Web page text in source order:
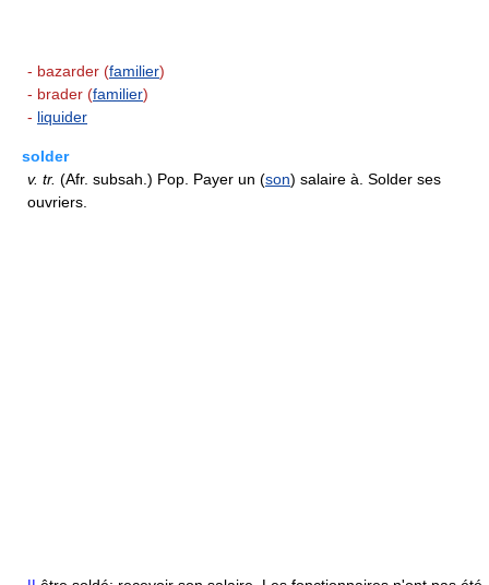
- bazarder (familier)
- brader (familier)
- liquider
solder
v. tr. (Afr. subsah.) Pop. Payer un (son) salaire à. Solder ses
ouvriers.